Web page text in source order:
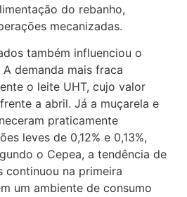
do rebanho,
mecanizadas.
também influenciou o
demanda mais fraca
o leite UHT, cujo valor
a abril. Já a muçarela e
praticamente
leves de 0,12% e 0,13%,
o Cepea, a tendência de
continuou na primeira
um ambiente de consumo